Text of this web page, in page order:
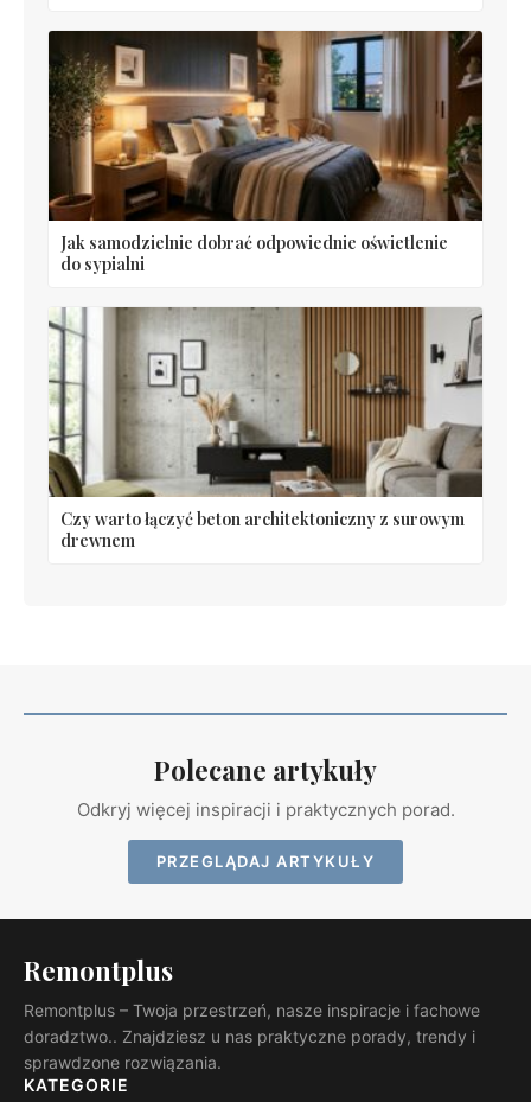
Jak samodzielnie dobrać odpowiednie oświetlenie
do sypialni
Czy warto łączyć beton architektoniczny z surowym
drewnem
Polecane artykuły
Odkryj więcej inspiracji i praktycznych porad.
PRZEGLĄDAJ ARTYKUŁY
Remontplus
Remontplus – Twoja przestrzeń, nasze inspiracje i fachowe
doradztwo.. Znajdziesz u nas praktyczne porady, trendy i
sprawdzone rozwiązania.
KATEGORIE